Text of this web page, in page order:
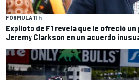
FÓRMULA 11 h
Expiloto de F1 revela que le ofreció un
Jeremy Clarkson en un acuerdo